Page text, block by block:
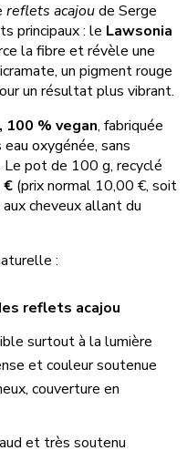
reflets acajoude Serge
principaux : le Lawsonia
la fibre et révèle une
un pigment rouge
un résultat plus vibrant.
% vegan, fabriquée
eau oxygénée, sans
pot de 100 g, recyclé
€ (prix normal 10,00 €, soit
cheveux allant du
:
reflets acajou
surtout à la lumière
et couleur soutenue
couverture en
et très soutenu